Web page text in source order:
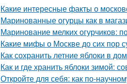
Какие интересные факты о
Маринованные огурцы как в
Маринование мелких огурчиков:
Какие мифы о Москве до сих пор
Как сохранить летние яблоки в
Как и где хранить яблоки зимой:
Откройте для себя: как по-